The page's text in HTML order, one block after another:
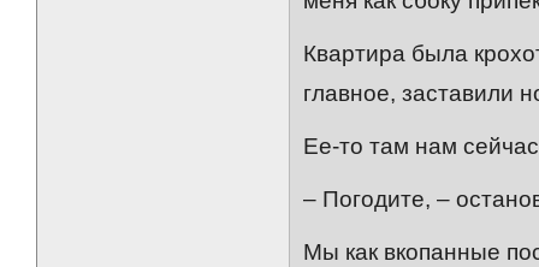
Квартира была
главное, заставили
Ее-то там нам
– Погодите, –
Мы как вкопанные